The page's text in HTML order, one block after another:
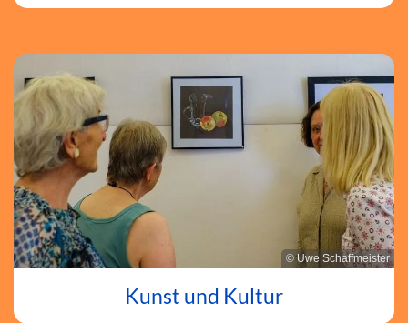
© Uwe Schaffmeister
Kunst und Kultur